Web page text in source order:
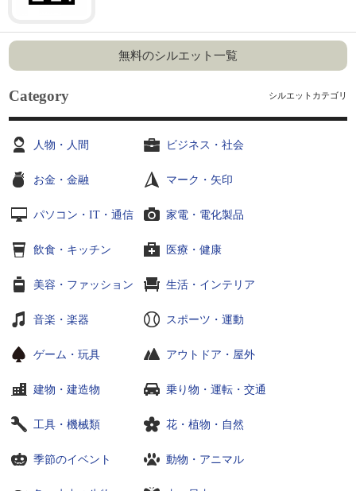
無料のシルエット一覧
Category シルエットカテゴリ
人物・人間 ビジネス・社会
お金・金融 マーク・矢印
パソコン・IT・通信 家電・電化製品
飲食・キッチン 医療・健康
美容・ファッション 生活・インテリア
音楽・楽器 スポーツ・運動
ゲーム・玩具 アウトドア・屋外
建物・建造物 乗り物・運転・交通
工具・機械類 花・植物・自然
季節のイベント 動物・アニマル